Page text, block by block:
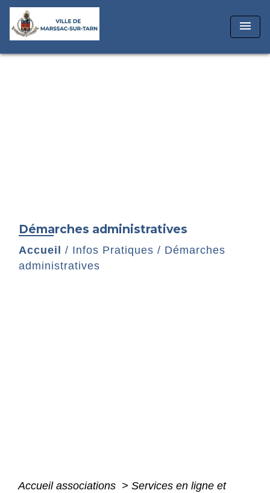
menu
Démarches administratives
Accueil / Infos Pratiques / Démarches
administratives
Accueil associations > Services en ligne et